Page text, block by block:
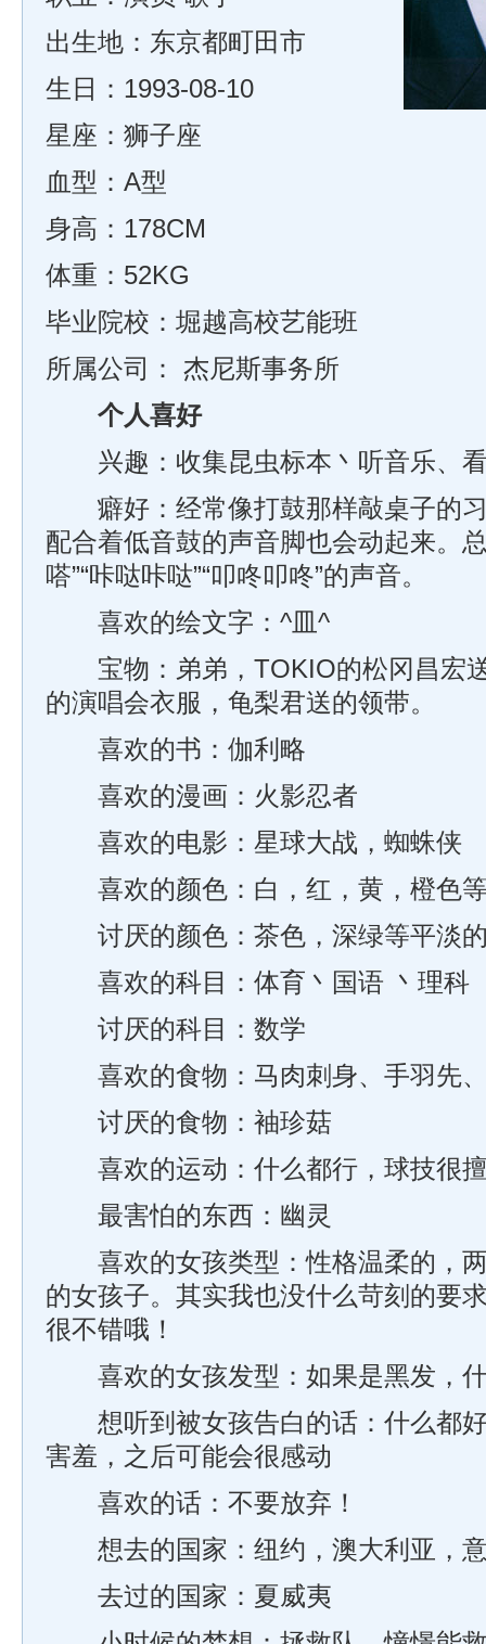
出生地：东京都町田市
生日：1993-08-10
星座：狮子座
血型：A型
身高：178CM
体重：52KG
毕业院校：堀越高校艺能班
所属公司： 杰尼斯事务所
个人喜好
兴趣：收集昆虫标本丶听音乐、
癖好：经常像打鼓那样敲桌子的习
配合着低音鼓的声音脚也会动起来。
嗒”“咔哒咔哒”“叩咚叩咚”的声音。
喜欢的绘文字：^皿^
宝物：弟弟，TOKIO的松冈昌宏
的演唱会衣服，龟梨君送的领带。
喜欢的书：伽利略
喜欢的漫画：火影忍者
喜欢的电影：星球大战，蜘蛛侠
喜欢的颜色：白，红，黄，橙色
讨厌的颜色：茶色，深绿等平淡
喜欢的科目：体育丶国语 丶理科
讨厌的科目：数学
喜欢的食物：马肉刺身、手羽先
讨厌的食物：袖珍菇
喜欢的运动：什么都行，球技很
最害怕的东西：幽灵
喜欢的女孩类型：性格温柔的，两
的女孩子。其实我也没什么苛刻的要
很不错哦！
喜欢的女孩发型：如果是黑发，
想听到被女孩告白的话：什么都好
害羞，之后可能会很感动
喜欢的话：不要放弃！
想去的国家：纽约，澳大利亚，
去过的国家：夏威夷